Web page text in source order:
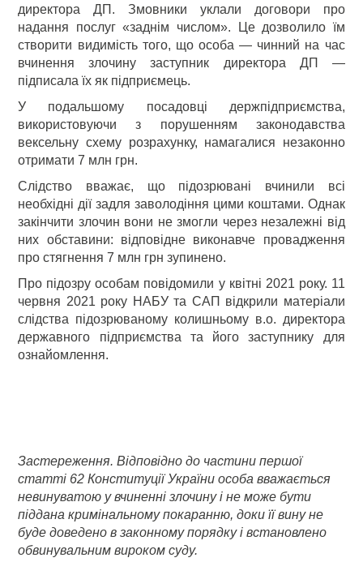
директора ДП. Змовники уклали договори про
надання послуг «заднім числом». Це дозволило їм
створити видимість того, що особа — чинний на час
вчинення злочину заступник директора ДП —
підписала їх як підприємець.
У подальшому посадовці держпідприємства,
використовуючи з порушенням законодавства
вексельну схему розрахунку, намагалися незаконно
отримати 7 млн грн.
Слідство вважає, що підозрювані вчинили всі
необхідні дії задля заволодіння цими коштами. Однак
закінчити злочин вони не змогли через незалежні від
них обставини: відповідне виконавче провадження
про стягнення 7 млн грн зупинено.
Про підозру особам повідомили у квітні 2021 року. 11
червня 2021 року НАБУ та САП відкрили матеріали
слідства підозрюваному колишньому в.о. директора
державного підприємства та його заступнику для
ознайомлення.
Застереження. Відповідно до частини першої
статті 62 Конституції України особа вважається
невинуватою у вчиненні злочину і не може бути
піддана кримінальному покаранню, доки її вину не
буде доведено в законному порядку і встановлено
обвинувальним вироком суду.